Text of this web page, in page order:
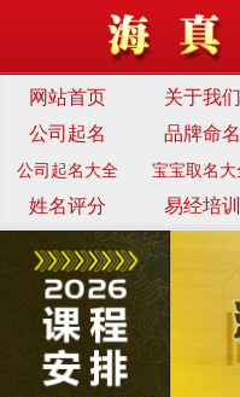
网站首页 关于我们
公司起名
品牌命名
公司起名大全 宝宝取名大
姓名评分
易经培训